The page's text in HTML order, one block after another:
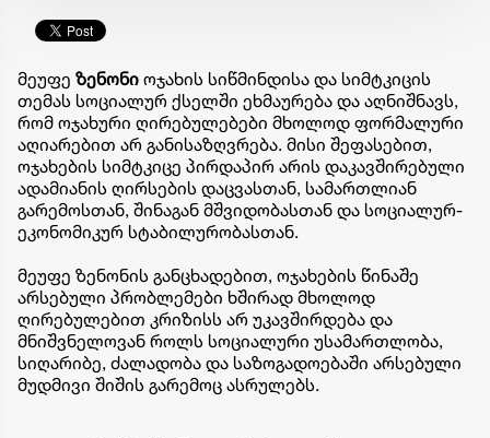
მეუფე ზენონი ოჯახის სიწმინდისა და სიმტკიცის
თემას სოციალურ ქსელში ეხმაურება და აღნიშნავს,
რომ ოჯახური ღირებულებები მხოლოდ ფორმალური
აღიარებით არ განისაზღვრება. მისი შეფასებით,
ოჯახების სიმტკიცე პირდაპირ არის დაკავშირებული
ადამიანის ღირსების დაცვასთან, სამართლიან
გარემოსთან, შინაგან მშვიდობასთან და სოციალურ-
ეკონომიკურ სტაბილურობასთან.
მეუფე ზენონის განცხადებით, ოჯახების წინაშე
არსებული პრობლემები ხშირად მხოლოდ
ღირებულებით კრიზისს არ უკავშირდება და
მნიშვნელოვან როლს სოციალური უსამართლობა,
სიღარიბე, ძალადობა და საზოგადოებაში არსებული
მუდმივი შიშის გარემოც ასრულებს.